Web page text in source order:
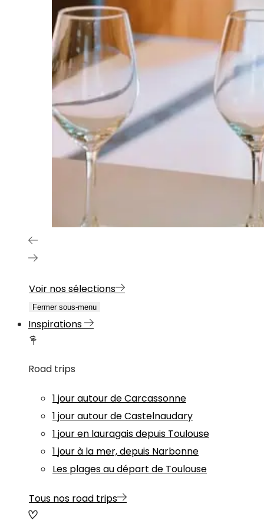
Voir nos sélections
Fermer sous-menu
Inspirations
Road trips
1 jour autour de Carcassonne
1 jour autour de Castelnaudary
1 jour en lauragais depuis Toulouse
1 jour à la mer, depuis Narbonne
Les plages au départ de Toulouse
Tous nos road trips